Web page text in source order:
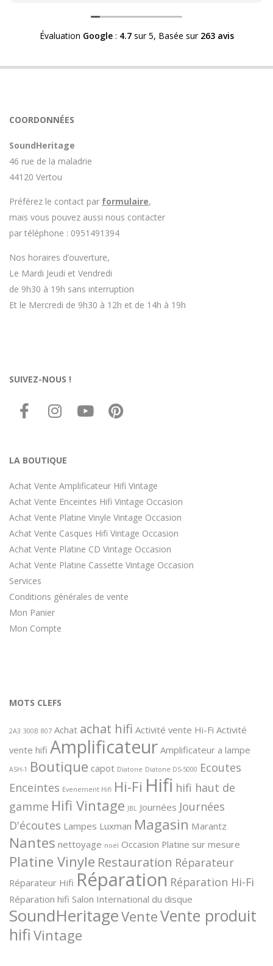
Héritage afin d'échanger sur mon expérience et on
m'a fourni des explications sur le pourquoi cet aspect
visuel.
enceinte n'est plus fabriqué (et donc vendu) et que
Avoir ce genre d'explication est utile et valorisant pour
rendez le matériel.
Évaluation Google: 4.7sur 5, Basée sur 263 avis
COORDONNÉES
SoundHeritage
46 rue de la maladrie
44120 Vertou
Préférez le contact par formulaire,
mais vous pouvez aussi nous contacter
par téléphone : 0951491394
Nos horaires d’ouverture,
Le Mardi Jeudi et Vendredi
de 9h30 à 19h sans interruption
Et le Mercredi de 9h30 à 12h et de 14h à 19h
SUIVEZ-NOUS !
LA BOUTIQUE
Achat Vente Amplificateur Hifi Vintage
Achat Vente Enceintes Hifi Vintage Occasion
Achat Vente Platine Vinyle Vintage Occasion
Achat Vente Casques Hifi Vintage Occasion
Achat Vente Platine CD Vintage Occasion
Achat Vente Platine Cassette Vintage Occasion
Services
Conditions générales de vente
Mon Panier
Mon Compte
MOTS CLEFS
2A3 300B 807 Achat achat hifi Activité vente Hi-Fi Activité
vente hifi Amplificateur Amplificateur a lampe
ASH-1 Boutique capot Diatone Diatone DS-5000 Ecoutes
Enceintes Evenement Hifi Hi-Fi Hifi hifi haut de
gamme Hifi Vintage JBL Journées Journées
D'écoutes Lampes Luxman Magasin Marantz
Nantes nettoyage noël Occasion Platine sur mesure
Platine Vinyle Restauration Réparateur
Réparateur Hifi Réparation Réparation Hi-Fi
Réparation hifi Salon International du disque
SoundHeritageVenteVente produit
hifi Vintage